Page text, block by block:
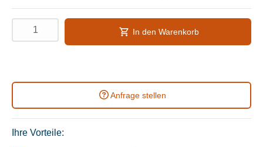
In den Warenkorb
Anfrage stellen
Ihre Vorteile: